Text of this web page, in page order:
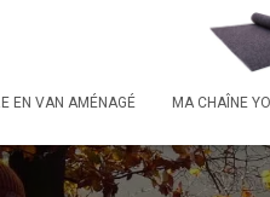
EN VAN AMÉNAGÉ MA CHAÎNE